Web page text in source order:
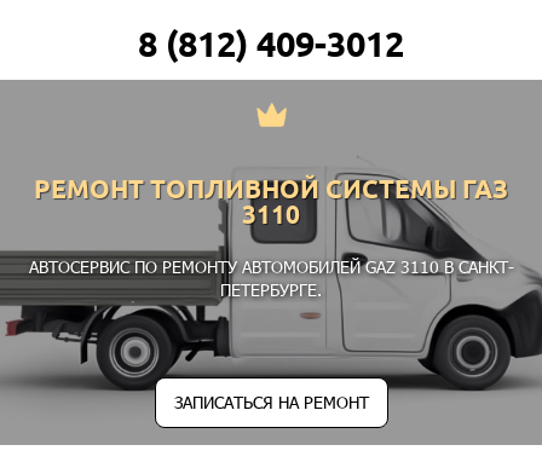
8 (812) 409-3012
РЕМОНТ ТОПЛИВНОЙ СИСТЕМЫ ГАЗ
3110
АВТОСЕРВИС ПО РЕМОНТУ АВТОМОБИЛЕЙ GAZ 3110 В САНКТ-
ПЕТЕРБУРГЕ.
ЗАПИСАТЬСЯ НА РЕМОНТ